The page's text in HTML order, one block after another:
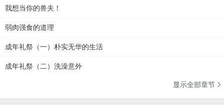
我想当你的兽夫！
弱肉强食的道理
成年礼祭（一）朴实无华的生活
成年礼祭（二）洗澡意外
显示全部章节